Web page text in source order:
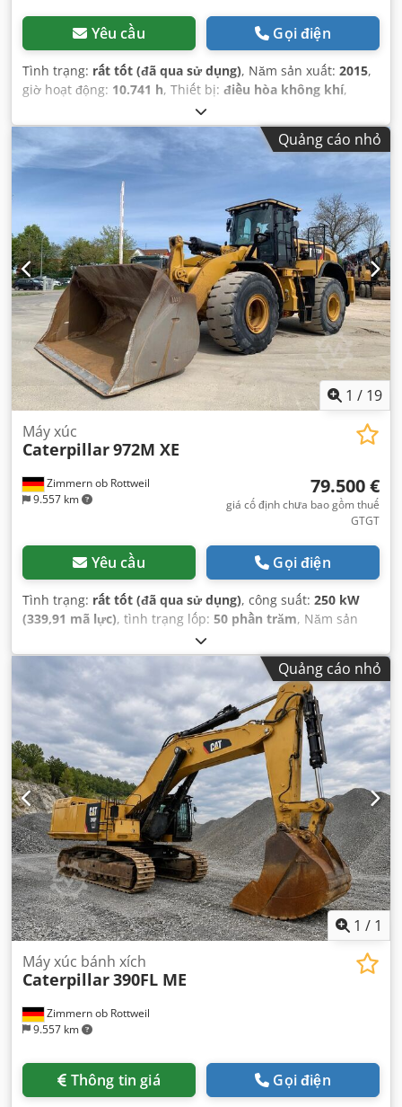
Yêu cầu Gọi điện
Tình trạng: rất tốt (đã qua sử dụng), Năm sản xuất: 2015,
giờ hoạt động: 10.741 h, Thiết bị: điều hòa không khí,
Quảng cáo nhỏ
1 / 19
Zimmern ob Rottweil
9.557 km
Máy xúc
Caterpillar972M XE
79.500 €
giá cố định chưa bao gồm thuế
GTGT
Yêu cầu Gọi điện
Tình trạng: rất tốt (đã qua sử dụng), công suất: 250 kW
(339,91 mã lực), tình trạng lốp: 50 phần trăm, Năm sản
11.876 h
không khí,
Quảng cáo nhỏ
1 / 1
Zimmern ob Rottweil
9.557 km
Máy xúc bánh xích
Caterpillar390FL ME
Thông tin giá Gọi điện